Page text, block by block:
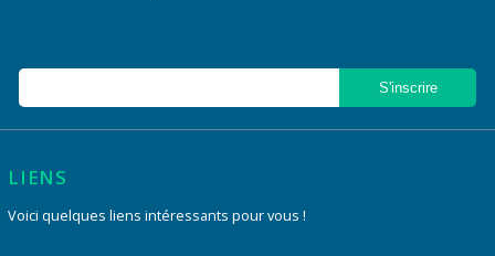
LIENS
Voici quelques liens intéressants pour vous !